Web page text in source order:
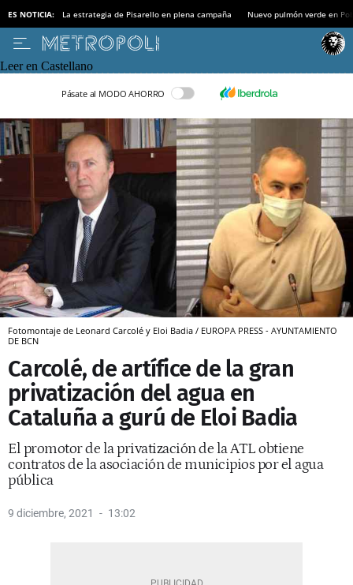
ES NOTICIA: La estrategia de Pisarello en plena campaña Nuevo pulmón verde en
Leer en Castellano
Pásate al MODO AHORRO
Fotomontaje de Leonard Carcolé y Eloi Badia / EUROPA PRESS - AYUNTAMIENTO
DE BCN
Carcolé, de artífice de la gran
privatización del agua en
Cataluña a gurú de Eloi Badia
El promotor de la privatización de la ATL obtiene
contratos de la asociación de municipios por el agua
pública
9 diciembre, 2021 13:02